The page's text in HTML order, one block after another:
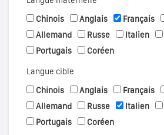
Chinois
Anglais Français
Allemand
Russe Italien
Portugais
Coréen
Langue cible
Chinois
Anglais Français
Allemand
Russe Italien
Portugais
Coréen